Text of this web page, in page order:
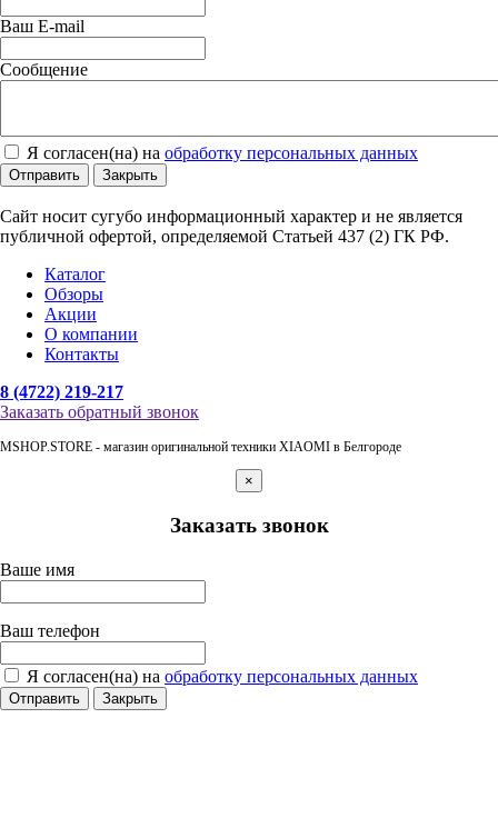
Ваш E-mail
Сообщение
Я согласен(на) на обработку персональных данных
Отправить Закрыть
Сайт носит сугубо информационный характер и не является
публичной офертой, определяемой Статьей 437 (2) ГК РФ.
Каталог
Обзоры
Акции
О компании
Контакты
8 (4722) 219-217
Заказать обратный звонок
MSHOP.STORE - магазин оригинальной техники XIAOMI в Белгороде
×
Заказать звонок
Ваше имя
Ваш телефон
Я согласен(на) на обработку персональных данных
Отправить Закрыть